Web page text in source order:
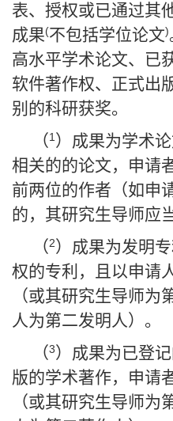
表、授权或已通过其
成果(不包括学位论文)
高水平学术论文、已
软件著作权、正式出
别的科研获奖。
（1 ）成果为学术
相关的的论文，申请
前两位的作者（如申
的，其研究生导师应
（2）成果为发明
权的专利，且以申请
（或其研究生导师为
人为第二发明人）。
（3）成果为已登
版的学术著作，申请
（或其研究生导师为